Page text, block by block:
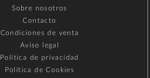
Sobre nosotros
Contacto
Condiciones de venta
Aviso legal
Política de privacidad
Política de Cookies